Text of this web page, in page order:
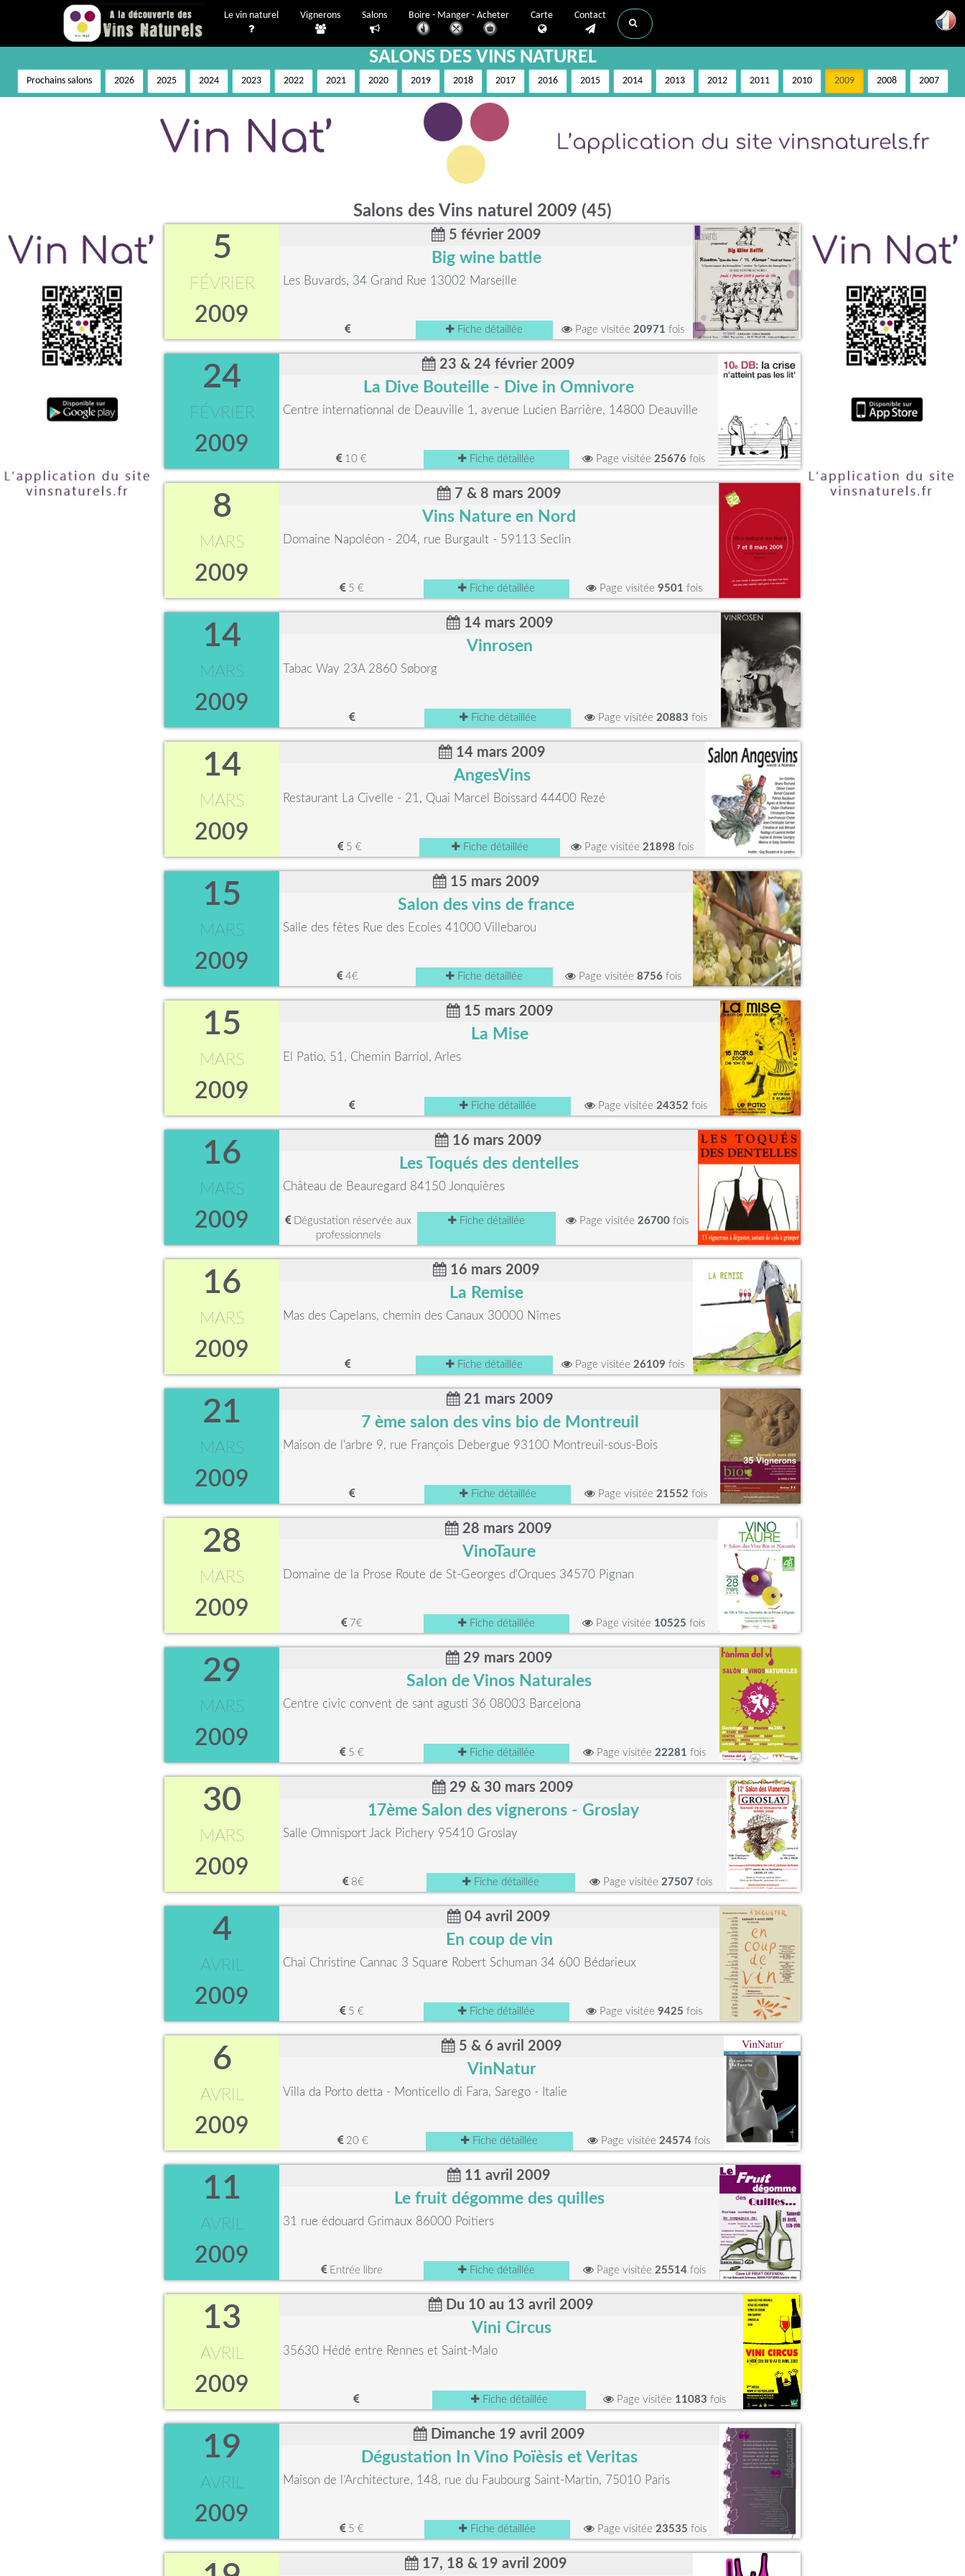
Le vin naturel Vignerons Salons Boire - Manger - Acheter Carte Contact
SALONS DES VINS NATUREL
Prochains salons 2026 2025 2024 2023 2022 2021 2020 2019 2018 2017 2016 2015 2014 2013 2012 2011 2010 2009 2008 2007
Salons des Vins naturel 2009 (45)
5
FÉVRIER
2009
5 février 2009
Big wine battle
Les Buvards, 34 Grand Rue 13002 Marseille
Fiche détaillée Page visitée 20971 fois
24
FÉVRIER
2009
23 & 24 février 2009
La Dive Bouteille - Dive in Omnivore
Centre internationnal de Deauville 1, avenue Lucien Barrière, 14800 Deauville
10 € Fiche détaillée Page visitée 25676 fois
8
MARS
2009
7 & 8 mars 2009
Vins Nature en Nord
Domaine Napoléon - 204, rue Burgault - 59113 Seclin
5 € Fiche détaillée Page visitée 9501 fois
14
MARS
2009
14 mars 2009
Vinrosen
Tabac Way 23A 2860 Søborg
Fiche détaillée Page visitée 20883 fois
14
MARS
2009
14 mars 2009
AngesVins
Restaurant La Civelle - 21, Quai Marcel Boissard 44400 Rezé
5 € Fiche détaillée Page visitée 21898 fois
15
MARS
2009
15 mars 2009
Salon des vins de france
Salle des fêtes Rue des Ecoles 41000 Villebarou
4€ Fiche détaillée Page visitée 8756fois
15
MARS
2009
15 mars 2009
La Mise
El Patio, 51, Chemin Barriol, Arles
Fiche détaillée Page visitée 24352 fois
16
MARS
2009
16 mars 2009
Les Toqués des dentelles
Château de Beauregard 84150 Jonquières
Dégustation réservée aux
professionnels
Fiche détaillée Page visitée 26700fois
16
MARS
2009
16 mars 2009
La Remise
Mas des Capelans, chemin des Canaux 30000 Nîmes
Fiche détaillée Page visitée 26109 fois
21
MARS
2009
21 mars 2009
7 ème salon des vins bio de Montreuil
Maison de l'arbre 9, rue François Debergue 93100 Montreuil-sous-Bois
Fiche détaillée Page visitée 21552 fois
28
MARS
2009
28 mars 2009
VinoTaure
Domaine de la Prose Route de St-Georges d'Orques 34570 Pignan
7€ Fiche détaillée Page visitée 10525 fois
29
MARS
2009
29 mars 2009
Salon de Vinos Naturales
Centre civic convent de sant agusti 36 08003 Barcelona
5 € Fiche détaillée Page visitée 22281 fois
30
MARS
2009
29 & 30 mars 2009
17ème Salon des vignerons - Groslay
Salle Omnisport Jack Pichery 95410 Groslay
8€ Fiche détaillée Page visitée 27507 fois
4
AVRIL
2009
04 avril 2009
En coup de vin
Chai Christine Cannac 3 Square Robert Schuman 34 600 Bédarieux
5 € Fiche détaillée Page visitée 9425 fois
6
AVRIL
2009
5 & 6 avril 2009
VinNatur
Villa da Porto detta - Monticello di Fara, Sarego - Italie
20 € Fiche détaillée Page visitée 24574fois
11
AVRIL
2009
11 avril 2009
Le fruit dégomme des quilles
31 rue édouard Grimaux 86000 Poitiers
Entrée libre Fiche détaillée Page visitée 25514fois
13
AVRIL
2009
Du 10 au 13 avril 2009
Vini Circus
35630 Hédé entre Rennes et Saint-Malo
Fiche détaillée Page visitée 11083 fois
19
AVRIL
2009
Dimanche 19 avril 2009
Dégustation In Vino Poïèsis et Veritas
Maison de l’Architecture, 148, rue du Faubourg Saint-Martin, 75010 Paris
5 € Fiche détaillée Page visitée 23535 fois
17, 18 & 19 avril 2009